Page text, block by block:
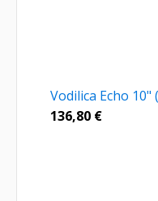
Vodilica Echo 10"
136,80 €